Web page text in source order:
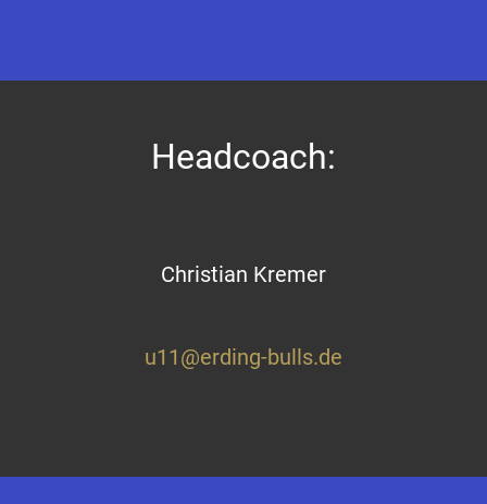
Headcoach:
Christian Kremer
u11@erding-bulls.de